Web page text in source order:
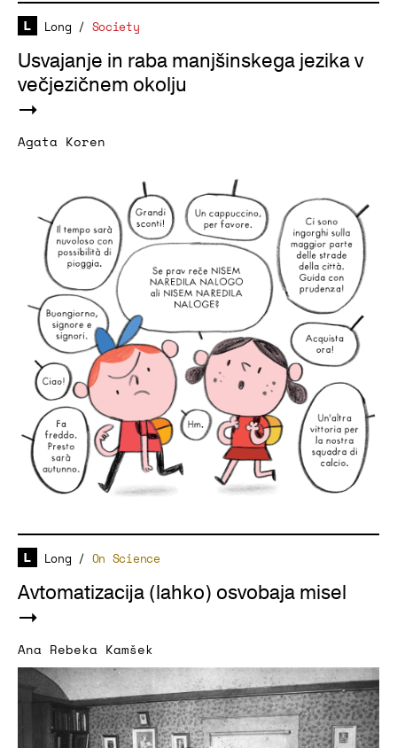
Long / Society
Usvajanje in raba manjšinskega jezika v
večjezičnem okolju
Agata Koren
Long / On Science
Avtomatizacija (lahko) osvobaja misel
Ana Rebeka Kamšek